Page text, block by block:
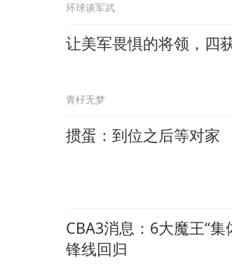
环球谈军武
让美军畏惧的将领，四
青杍无梦
掼蛋：到位之后等对家
CBA3消息：6大魔王“
锋线回归